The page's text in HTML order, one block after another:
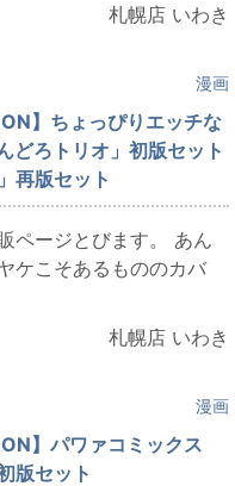
札幌店 いわき
漫画
】ちょっぴりエッチな
どろトリオ」初版セット
再版セット
ページとびます。 あん
ケこそあるもののカバ
札幌店 いわき
漫画
】パワァコミックス
版セット